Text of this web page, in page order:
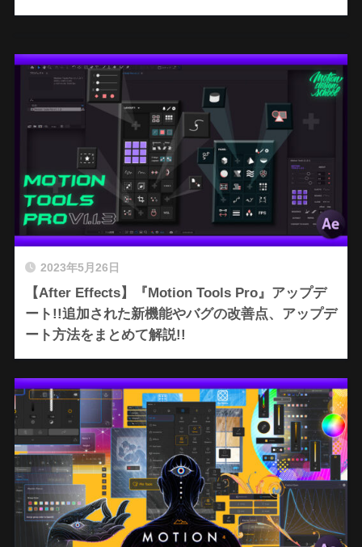
2023年5月26日
【After Effects】『Motion Tools Pro』アップデ
ート!!追加された新機能やバグの改善点、アップデ
ート方法をまとめて解説!!